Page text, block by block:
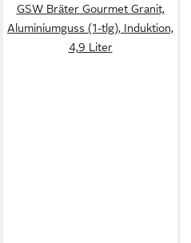
GSW Bräter Gourmet Granit,
Aluminiumguss (1-tlg), Induktion,
4,9 Liter